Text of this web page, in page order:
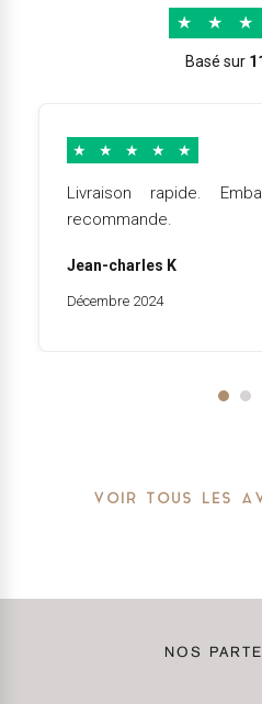
★ ★ ★
Basé sur
★ ★ ★ ★ ★
Livraison rapide.
recommande.
Jean-charles K
Décembre 2024
VOIR TOUS LES
NOS